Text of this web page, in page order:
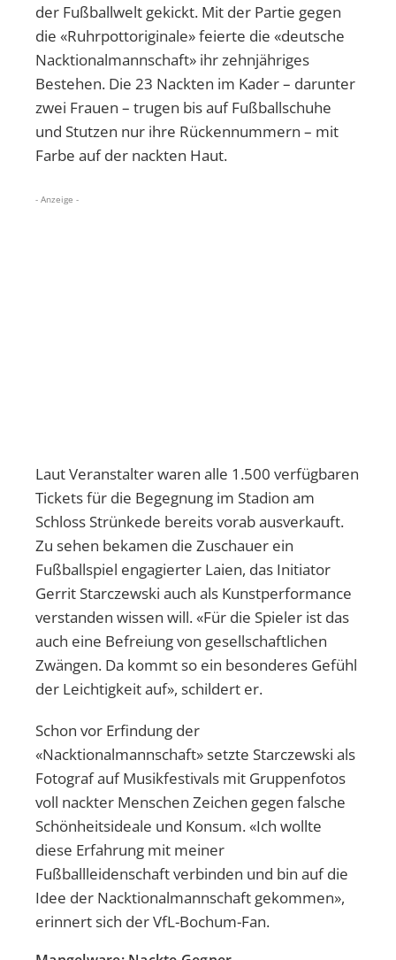
der Fußballwelt gekickt. Mit der Partie gegen
die «Ruhrpottoriginale» feierte die «deutsche
Nacktionalmannschaft» ihr zehnjähriges
Bestehen. Die 23 Nackten im Kader – darunter
zwei Frauen – trugen bis auf Fußballschuhe
und Stutzen nur ihre Rückennummern – mit
Farbe auf der nackten Haut.
- Anzeige -
Laut Veranstalter waren alle 1.500 verfügbaren
Tickets für die Begegnung im Stadion am
Schloss Strünkede bereits vorab ausverkauft.
Zu sehen bekamen die Zuschauer ein
Fußballspiel engagierter Laien, das Initiator
Gerrit Starczewski auch als Kunstperformance
verstanden wissen will. «Für die Spieler ist das
auch eine Befreiung von gesellschaftlichen
Zwängen. Da kommt so ein besonderes Gefühl
der Leichtigkeit auf», schildert er.
Schon vor Erfindung der
«Nacktionalmannschaft» setzte Starczewski als
Fotograf auf Musikfestivals mit Gruppenfotos
voll nackter Menschen Zeichen gegen falsche
Schönheitsideale und Konsum. «Ich wollte
diese Erfahrung mit meiner
Fußballleidenschaft verbinden und bin auf die
Idee der Nacktionalmannschaft gekommen»,
erinnert sich der VfL-Bochum-Fan.